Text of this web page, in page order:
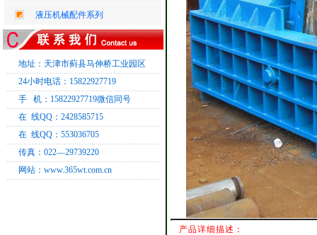
液压机械配件系列
地址：天津市蓟县马伸桥工业园区
24小时电话：15822927719
手 机：15822927719微信同号
在 线QQ：2428585715
在 线QQ：553036705
传真：022—29739220
网站：www.365wt.com.cn
产品详细描述：